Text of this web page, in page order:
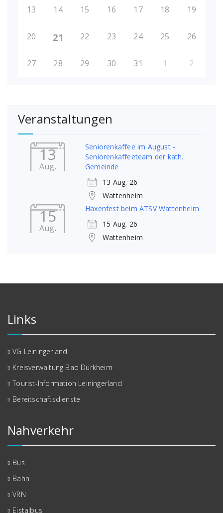
13 14 15 16 17 18 19
20 21 22 23 24 25 26
27 28 29 30 31 1 2
Veranstaltungen
13
Aug.
Seniorenkaffee im August -
Seniorenkaffeeteam der kath.
Gemeinde
13 Aug. 26
Wattenheim
15
Aug.
Haxenfest beim ATSV Wattenheim
15 Aug. 26
Wattenheim
Links
VG Leiningerland
Kreisverwaltung Bad Dürkheim
Tourist-Information Leiningerland
Bereitschaftsdienste
Nahverkehr
Bus
Bahn
VRN
Eistalbus